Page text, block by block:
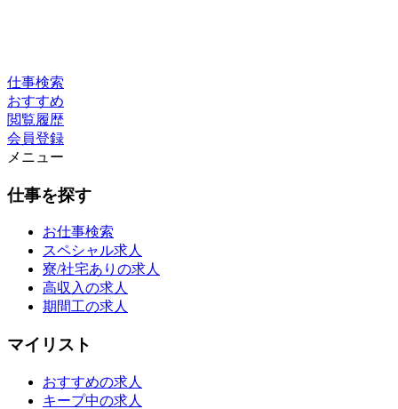
仕事検索
おすすめ
閲覧履歴
会員登録
メニュー
仕事を探す
お仕事検索
スペシャル求人
寮/社宅ありの求人
高収入の求人
期間工の求人
マイリスト
おすすめの求人
キープ中の求人